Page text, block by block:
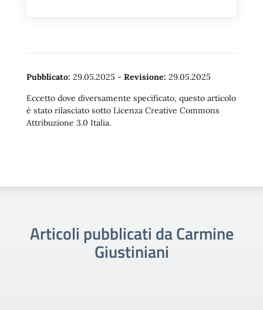
Pubblicato: 29.05.2025 - Revisione: 29.05.2025
Eccetto dove diversamente specificato, questo articolo
è stato rilasciato sotto Licenza Creative Commons
Attribuzione 3.0 Italia.
Articoli pubblicati da Carmine
Giustiniani